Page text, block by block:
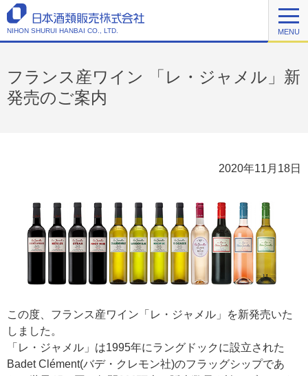
NIHON SHURUI HANBAI CO., LTD. MENU
フランス産ワイン 「レ・ジャメル」新
発売のご案内
2020年11月18日
この度、フランス産ワイン「レ・ジャメル」を新発売いた
しました。
「レ・ジャメル」は1995年にラングドックに設立された
Badet Clément(バデ・クレモン社)のフラッグシップであ